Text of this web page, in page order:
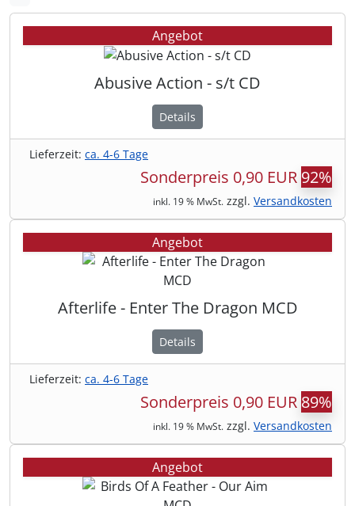
zurück
Angebot
Abusive Action - s/t CD
Details
Lieferzeit: ca. 4-6 Tage
Sonderpreis 0,90 EUR 92%
inkl. 19 % MwSt. zzgl. Versandkosten
Angebot
Afterlife - Enter The Dragon MCD
Details
Lieferzeit: ca. 4-6 Tage
Sonderpreis 0,90 EUR 89%
inkl. 19 % MwSt. zzgl. Versandkosten
Angebot